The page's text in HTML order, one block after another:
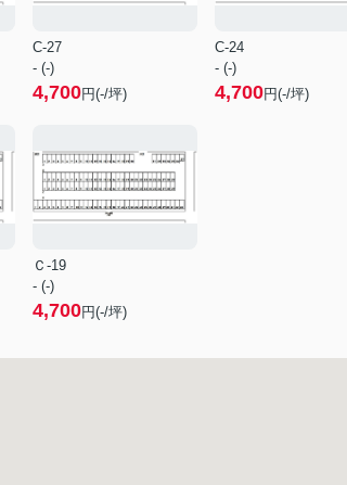
C-27
- (-)
4,700円(-/坪)
C-24
- (-)
4,700円(-/坪)
Ｃ-19
- (-)
4,700円(-/坪)